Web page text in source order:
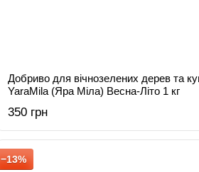
Добриво для вічнозелених дерев та
YaraMila (Яра Міла) Весна-Літо 1 кг
350 грн
−13%